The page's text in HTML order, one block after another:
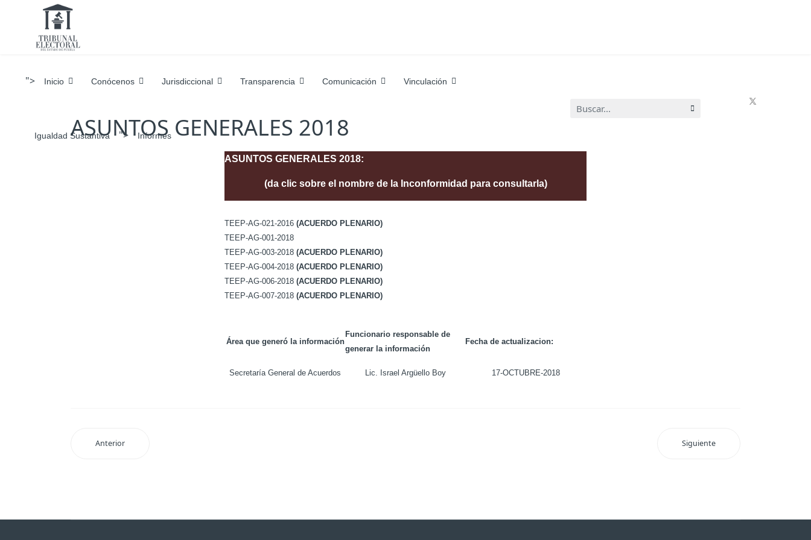
"> Inicio Conócenos Jurisdiccional Transparencia Comunicación Vinculación
Igualdad Sustantiva "> Informes
Buscar...
ASUNTOS GENERALES 2018
ASUNTOS GENERALES 2018:
(da clic sobre el nombre de la Inconformidad para consultarla)
TEEP-AG-021-2016 (ACUERDO PLENARIO)
TEEP-AG-001-2018
TEEP-AG-003-2018 (ACUERDO PLENARIO)
TEEP-AG-004-2018 (ACUERDO PLENARIO)
TEEP-AG-006-2018 (ACUERDO PLENARIO)
TEEP-AG-007-2018 (ACUERDO PLENARIO)
Área que generó la información
Funcionario responsable de
generar la información
Fecha de actualizacion:
Secretaría General de Acuerdos Lic. Israel Argüello Boy 17-OCTUBRE-2018
Anterior Siguiente